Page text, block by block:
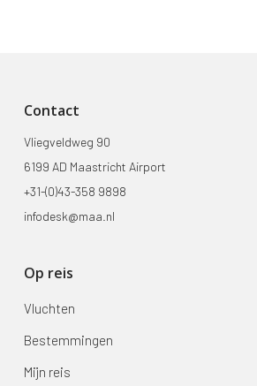
Contact
Vliegveldweg 90
6199 AD Maastricht Airport
+31-(0)43-358 9898
infodesk@maa.nl
Op reis
Vluchten
Bestemmingen
Mijn reis